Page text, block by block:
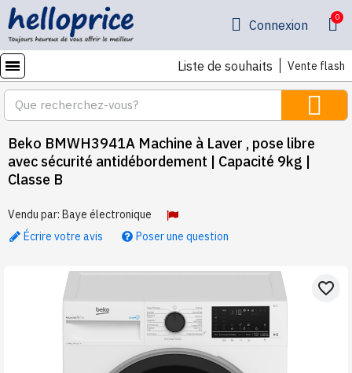
Connexion
Liste de souhaits Vente flash
Beko BMWH3941A Machine à Laver , pose libre
avec sécurité antidébordement | Capacité 9kg |
Classe B
Vendu par: Baye électronique
Écrire votre avis
Poser une question
favorite_border